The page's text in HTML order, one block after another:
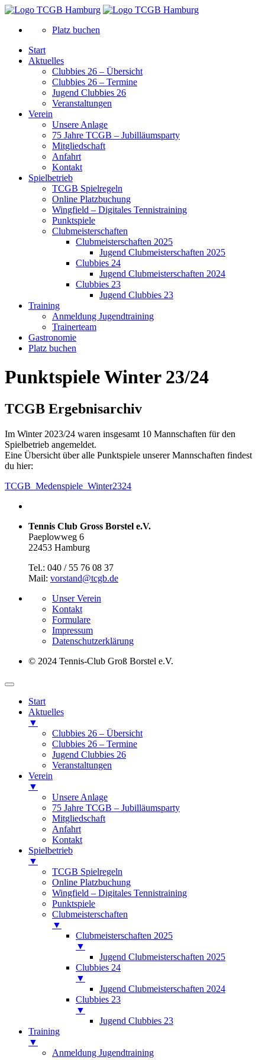
Platz buchen
Start
Aktuelles
Clubbies 26 – Übersicht
Clubbies 26 – Termine
Jugend Clubbies 26
Veranstaltungen
Verein
Unsere Anlage
75 Jahre TCGB – Jubilläumsparty
Mitgliedschaft
Anfahrt
Kontakt
Spielbetrieb
TCGB Spielregeln
Online Platzbuchung
Wingfield – Digitales Tennistraining
Punktspiele
Clubmeisterschaften
Clubmeisterschaften 2025
Jugend Clubmeisterschaften 2025
Clubbies 24
Jugend Clubmeisterschaften 2024
Clubbies 23
Jugend Clubbies 23
Training
Anmeldung Jugendtraining
Trainerteam
Gastronomie
Platz buchen
Punktspiele Winter 23/24
TCGB Ergebnisarchiv
Im Winter 2023/24 waren insgesamt 10 Mannschaften für den
Spielbetrieb angemeldet.
Eine Übersicht über alle Punktspiele unserer Mannschaften findest
du hier:
TCGB_Medenspiele_Winter2324
Tennis Club Gross Borstel e.V.
Paeplowweg 6
22453 Hamburg
Tel.: 040 / 55 76 08 37
Mail: vorstand@tcgb.de
Unser Verein
Kontakt
Formulare
Impressum
Datenschutz­erklärung
© 2024 Tennis-Club Groß Borstel e.V.
Start
Aktuelles
▼
Clubbies 26 – Übersicht
Clubbies 26 – Termine
Jugend Clubbies 26
Veranstaltungen
Verein
▼
Unsere Anlage
75 Jahre TCGB – Jubilläumsparty
Mitgliedschaft
Anfahrt
Kontakt
Spielbetrieb
▼
TCGB Spielregeln
Online Platzbuchung
Wingfield – Digitales Tennistraining
Punktspiele
Clubmeisterschaften
▼
Clubmeisterschaften 2025
▼
Jugend Clubmeisterschaften 2025
Clubbies 24
▼
Jugend Clubmeisterschaften 2024
Clubbies 23
▼
Jugend Clubbies 23
Training
▼
Anmeldung Jugendtraining